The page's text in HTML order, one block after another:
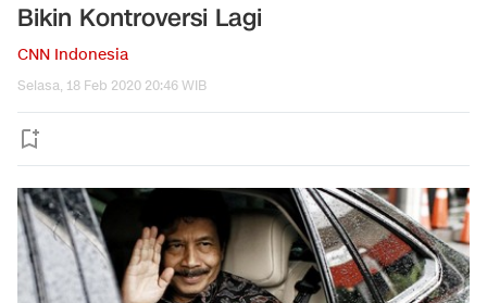
Bikin Kontroversi Lagi
CNN Indonesia
Selasa, 18 Feb 2020 20:46 WIB